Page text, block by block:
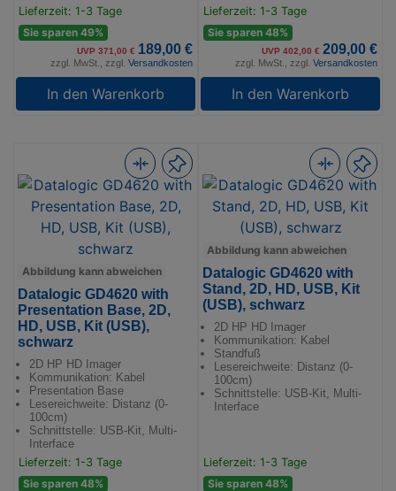
Lieferzeit: 1-3 Tage
Sie sparen 49%
UVP 371,00 € 189,00 €
zzgl. MwSt., zzgl. Versandkosten
In den Warenkorb
Lieferzeit: 1-3 Tage
Sie sparen 48%
UVP 402,00 € 209,00 €
zzgl. MwSt., zzgl. Versandkosten
In den Warenkorb
Abbildung kann abweichen
Datalogic GD4620 with
Presentation Base, 2D,
HD, USB, Kit (USB),
schwarz
2D HP HD Imager
Kommunikation: Kabel
Presentation Base
Lesereichweite: Distanz (0-
100cm)
Schnittstelle: USB-Kit, Multi-
Interface
Lieferzeit: 1-3 Tage
Sie sparen 48%
Abbildung kann abweichen
Datalogic GD4620 with
Stand, 2D, HD, USB, Kit
(USB), schwarz
2D HP HD Imager
Kommunikation: Kabel
Standfuß
Lesereichweite: Distanz (0-
100cm)
Schnittstelle: USB-Kit, Multi-
Interface
Lieferzeit: 1-3 Tage
Sie sparen 48%